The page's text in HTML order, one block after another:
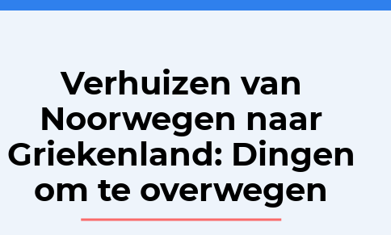
Verhuizen van
Noorwegen naar
Griekenland: Dingen
om te overwegen